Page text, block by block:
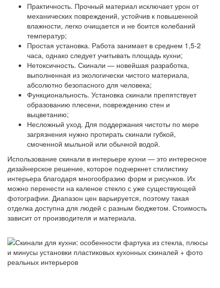
Практичность. Прочный материал исключает урон от
механических повреждений, устойчив к повышенной
влажности, легко очищается и не боится колебаний
температур;
Простая установка. Работа занимает в среднем 1,5-2
часа, однако следует учитывать площадь кухни;
Нетоксичность. Скинали — новейшая разработка,
выполненная из экологически чистого материала,
абсолютно безопасного для человека;
Функциональность. Установка скинали препятствует
образованию плесени, повреждению стен и
выцветанию;
Несложный уход. Для поддержания чистоты по мере
загрязнения нужно протирать скинали губкой,
смоченной мыльной или обычной водой.
Использование скинали в интерьере кухни — это интересное
дизайнерское решение, которое подчеркнет стилистику
интерьера благодаря многообразию форм и рисунков. Их
можно перенести на каленое стекло с уже существующей
фотографии. Диапазон цен варьируется, поэтому такая
отделка доступна для людей с разным бюджетом. Стоимость
зависит от производителя и материала.